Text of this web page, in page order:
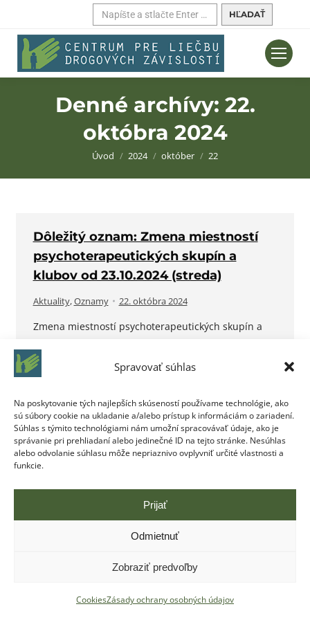
Spravovať súhlas
Na poskytovanie tých najlepších skúseností používame technológie, ako
sú súbory cookie na ukladanie a/alebo prístup k informáciám o zariadení.
Súhlas s týmito technológiami nám umožní spracovávať údaje, ako je
správanie pri prehliadaní alebo jedinečné ID na tejto stránke. Nesúhlas
alebo odvolanie súhlasu môže nepriaznivo ovplyvniť určité vlastnosti a
funkcie.
Prijať
Odmietnuť
Zobraziť predvoľby
CookiesZásady ochrany osobných údajov
Hľadať:
Denné archívy: 22.
októbra 2024
Nachádzate sa tu:
Úvod 2024 október 22
Dôležitý oznam: Zmena miestností
psychoterapeutických skupín a
klubov od 23.10.2024 (streda)
Aktuality,Oznamy 22. októbra 2024
Zmena miestností psychoterapeutických skupín a
18:00 – Malý klub – 2. p. A2M klub – 16:45 – 18:30 –
Malý klub – 2. p.
Copyright © Centrum pre liečbu drogových závislostí Bratislava |